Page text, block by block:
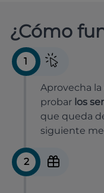
¿Cómo
1
Aprovecha
probar los
que queda
siguiente
2